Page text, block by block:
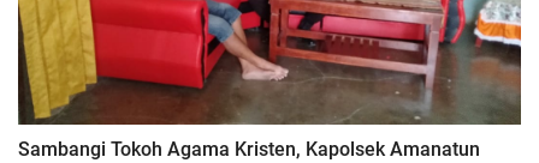
Sambangi Tokoh Agama Kristen, Kapolsek Amanatun